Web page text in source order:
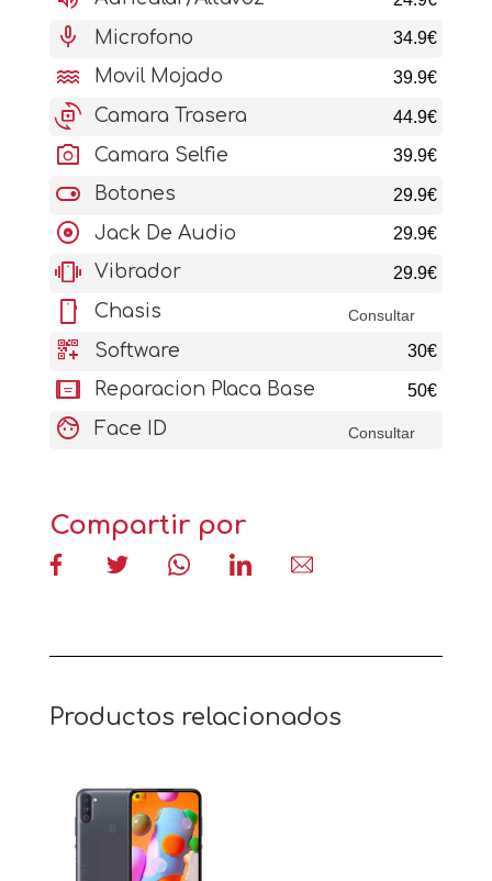
mic Microfono 34.9€
water Movil Mojado 39.9€
cameraswitch Camara Trasera 44.9€
photo_camera Camara Selfie 39.9€
toggle_on Botones 29.9€
album Jack De Audio 29.9€
vibration Vibrador 29.9€
stay_current_portrait Chasis Consultar
qr_code_2_add Software 30€
aod_tablet Reparacion Placa Base 50€
face Face ID Consultar
Compartir por
Productos relacionados